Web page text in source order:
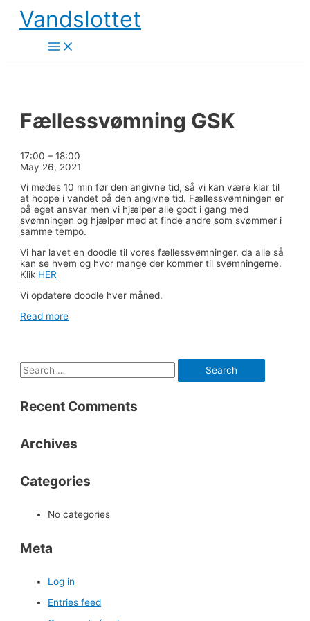
Skip
content
Vandslottet
Main
Menu
Fællessvømning GSK
Fællessvømning
GSK
17:00 –18:00
May 26, 2021
Vi mødes 10 min før den angivne tid, så vi kan være klar til
at hoppe i vandet på den angivne tid. Fællessvømningen er
på eget ansvar men vi hjælper alle godt i gang med
svømningen og hjælper med at finde andre som svømmer i
samme tempo.
Vi har lavet en doodle til vores fællessvømninger, da alle så
kan se hvem og hvor mange der kommer til svømningerne.
Klik HER
Vi opdatere doodle hver måned.
Read more
S
a
c
f
Recent Comments
Archives
Categories
No categories
Meta
Log in
Entries feed